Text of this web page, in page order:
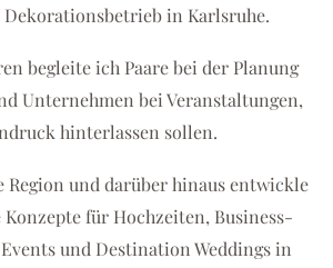
in Karlsruhe.
begleite ich Paare bei der Planung
Unternehmen bei Veranstaltungen,
hinterlassen sollen.
Region und darüber hinaus entwickle
für Hochzeiten, Business-
und Destination Weddings in